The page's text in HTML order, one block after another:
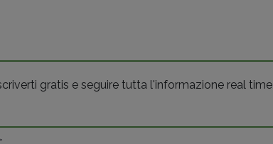
gratis e seguire tutta l'informazione real time,